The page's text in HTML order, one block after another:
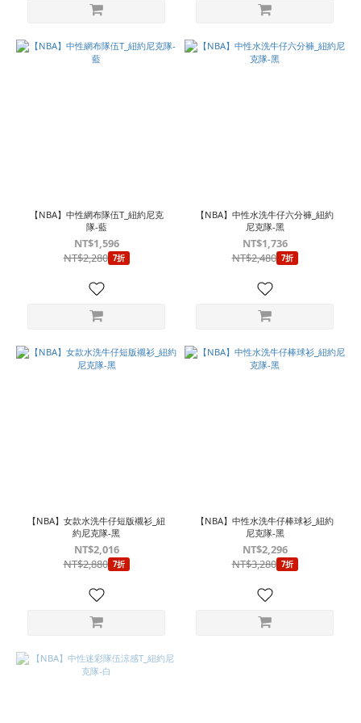
【NBA】中性網布隊伍T_紐約尼克
隊-藍
NT$1,596
NT$2,280 7折
【NBA】中性水洗牛仔六分褲_紐約
尼克隊-黑
NT$1,736
NT$2,480 7折
【NBA】女款水洗牛仔短版襯衫_紐
約尼克隊-黑
NT$2,016
NT$2,880 7折
【NBA】中性水洗牛仔棒球衫_紐約
尼克隊-黑
NT$2,296
NT$3,280 7折